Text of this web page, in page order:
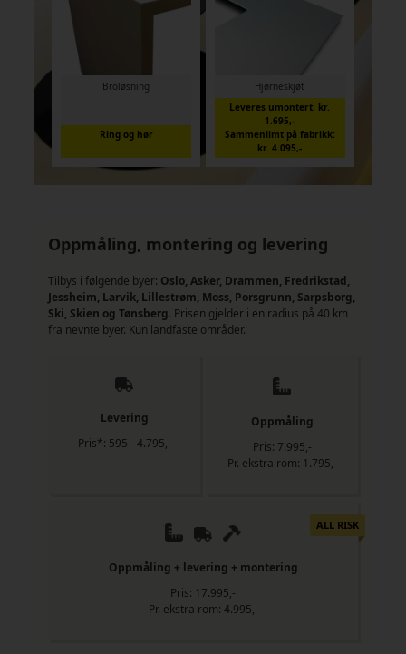
Broløsning
Ring og hør
Hjørneskjøt
Leveres umontert: kr.
1.695,-
Sammenlimt på fabrikk:
kr. 4.095,-
Oppmåling, montering og levering
Tilbys i følgende byer: Oslo, Asker, Drammen, Fredrikstad,
Jessheim, Larvik, Lillestrøm, Moss, Porsgrunn, Sarpsborg,
Ski, Skien og Tønsberg. Prisen gjelder i en radius på 40 km
fra nevnte byer. Kun landfaste områder.
Levering
Pris*: 595 - 4.795,-
Oppmåling
Pris: 7.995,-
Pr. ekstra rom: 1.795,-
ALL RISK
Oppmåling + levering + montering
Pris: 17.995,-
Pr. ekstra rom: 4.995,-